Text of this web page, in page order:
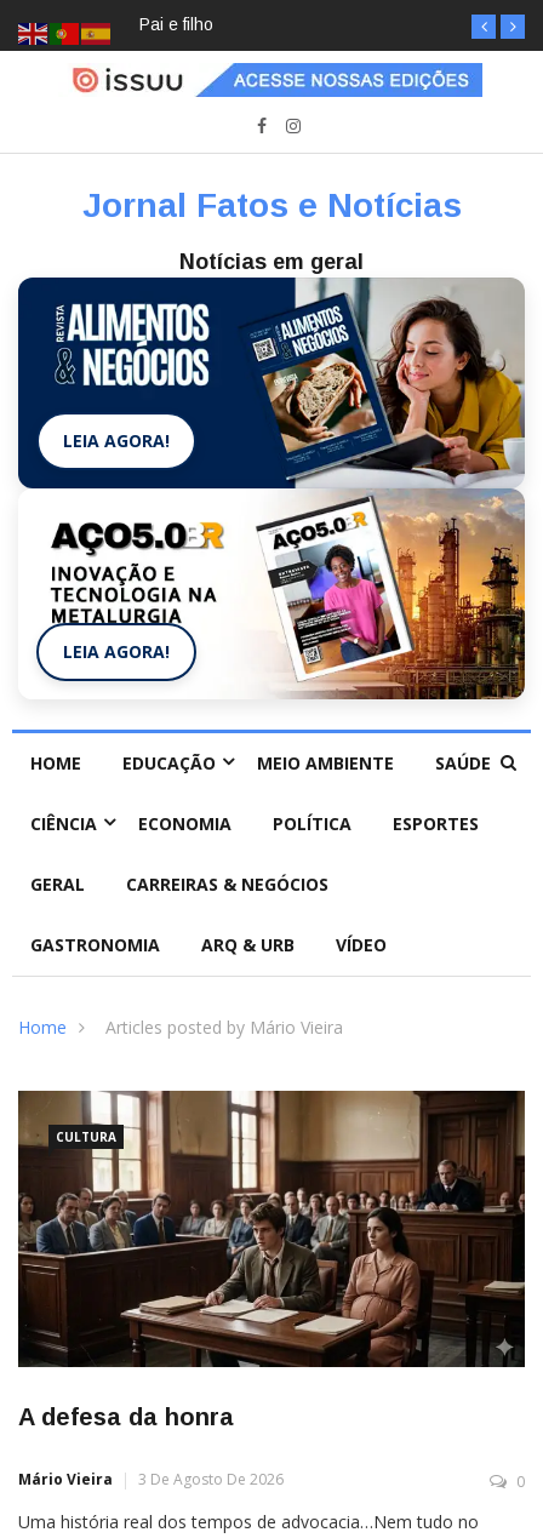
Pai e filho
Jornal Fatos e Notícias
Notícias em geral
LEIA AGORA!
LEIA AGORA!
HOME EDUCAÇÃO MEIO AMBIENTE SAÚDE
CIÊNCIA ECONOMIA POLÍTICA ESPORTES
GERAL CARREIRAS & NEGÓCIOS
GASTRONOMIA ARQ & URB VÍDEO
Home Articles posted by Mário Vieira
CULTURA
A defesa da honra
Mário Vieira 3 De Agosto De 2026 0
Uma história real dos tempos de advocacia…Nem tudo no